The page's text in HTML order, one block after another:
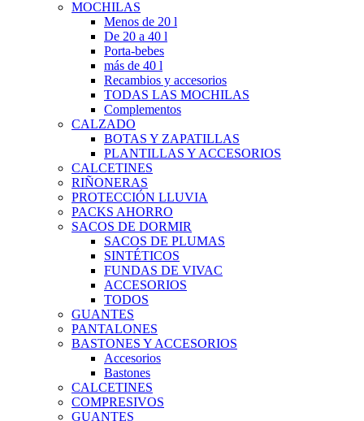
MOCHILAS
Menos de 20 l
De 20 a 40 l
Porta-bebes
más de 40 l
Recambios y accesorios
TODAS LAS MOCHILAS
Complementos
CALZADO
BOTAS Y ZAPATILLAS
PLANTILLAS Y ACCESORIOS
CALCETINES
RIÑONERAS
PROTECCIÓN LLUVIA
PACKS AHORRO
SACOS DE DORMIR
SACOS DE PLUMAS
SINTÉTICOS
FUNDAS DE VIVAC
ACCESORIOS
TODOS
GUANTES
PANTALONES
BASTONES Y ACCESORIOS
Accesorios
Bastones
CALCETINES
COMPRESIVOS
GUANTES